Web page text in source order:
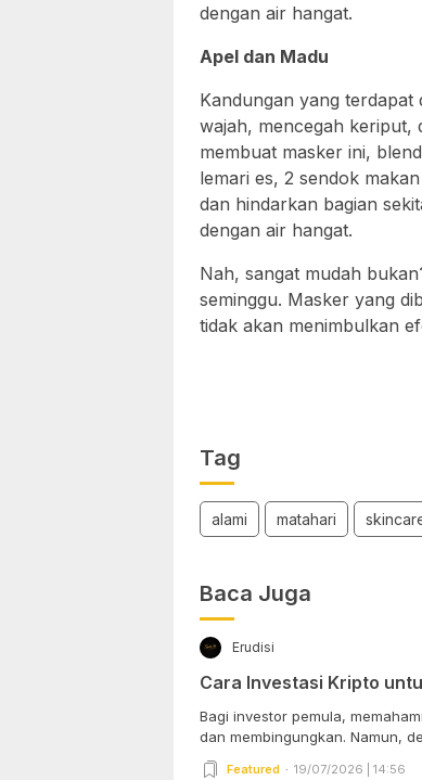
dengan air hangat.
Apel dan Madu
Kandungan yang
wajah, mencegah keriput,
membuat masker ini,
lemari es, 2 sendok
dan hindarkan bagian
dengan air hangat.
Nah, sangat mudah
seminggu. Masker yang
tidak akan menimbulkan
Tag
alami matahari
Baca Juga
Erudisi
Cara Investasi Kripto
Bagi investor pemula,
dan membingungkan. Namun,
Featured 19/07/2026 | 14:56